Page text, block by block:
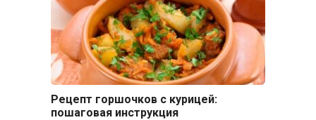
Рецепт горшочков с курицей:
пошаговая инструкция